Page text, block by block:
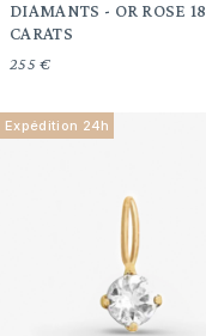
DIAMANTS - OR ROSE 18
CARATS
255 €
Expédition 24h